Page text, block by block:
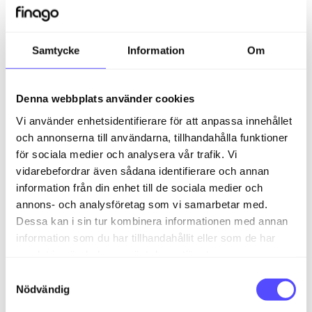
Samtycke Information Om
Denna webbplats använder cookies
Vi använder enhetsidentifierare för att anpassa innehållet
och annonserna till användarna, tillhandahålla funktioner
för sociala medier och analysera vår trafik. Vi
vidarebefordrar även sådana identifierare och annan
information från din enhet till de sociala medier och
annons- och analysföretag som vi samarbetar med.
Dessa kan i sin tur kombinera informationen med annan
information som du har tillhandahållit eller som de har
Nödvändig
24SevenOffice när de attesteras. Därför är nästa
kostnadsattesteringen genom att gå till «Godkänna»
vänster. Kostnaderna för det projektet kommer då
upp till höger, här kan du se över de registrerade
kostnaderna och genomföra eventuella
ändringar.Markera de kostnader du vill attestera och
klicka på "godkänn" för att överföra kostnaden.
Om du vill se tidigare godkända kostnader kan du